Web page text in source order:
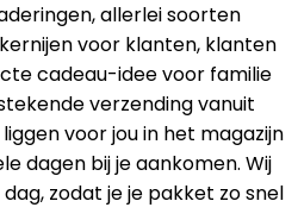
allerlei soorten
voor klanten, klanten
cadeau-idee voor familie
verzending vanuit
voor jou in het magazijn
dagen bij je aankomen. Wij
zodat je je pakket zo snel